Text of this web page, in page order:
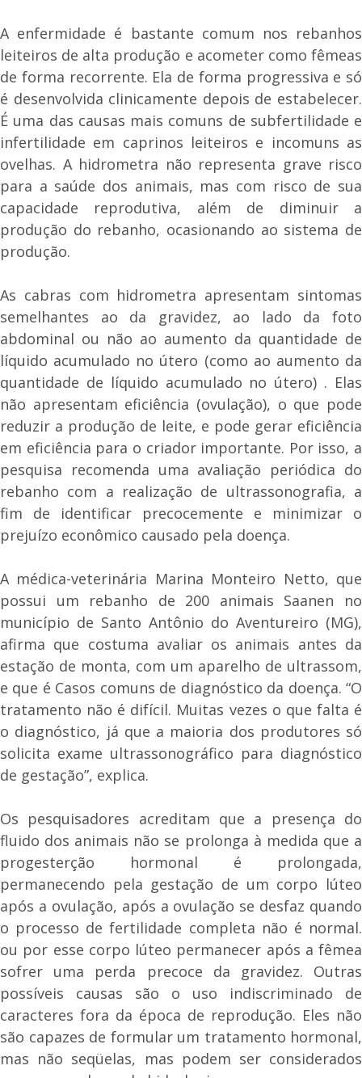
A enfermidade é bastante comum nos rebanhos
leiteiros de alta produção e acometer como fêmeas
de forma recorrente. Ela de forma progressiva e só
é desenvolvida clinicamente depois de estabelecer.
É uma das causas mais comuns de subfertilidade e
infertilidade em caprinos leiteiros e incomuns as
ovelhas. A hidrometra não representa grave risco
para a saúde dos animais, mas com risco de sua
capacidade reprodutiva, além de diminuir a
produção do rebanho, ocasionando ao sistema de
produção.
As cabras com hidrometra apresentam sintomas
semelhantes ao da gravidez, ao lado da foto
abdominal ou não ao aumento da quantidade de
líquido acumulado no útero (como ao aumento da
quantidade de líquido acumulado no útero) . Elas
não apresentam eficiência (ovulação), o que pode
reduzir a produção de leite, e pode gerar eficiência
em eficiência para o criador importante. Por isso, a
pesquisa recomenda uma avaliação periódica do
rebanho com a realização de ultrassonografia, a
fim de identificar precocemente e minimizar o
prejuízo econômico causado pela doença.
A médica-veterinária Marina Monteiro Netto, que
possui um rebanho de 200 animais Saanen no
município de Santo Antônio do Aventureiro (MG),
afirma que costuma avaliar os animais antes da
estação de monta, com um aparelho de ultrassom,
e que é Casos comuns de diagnóstico da doença. “O
tratamento não é difícil. Muitas vezes o que falta é
o diagnóstico, já que a maioria dos produtores só
solicita exame ultrassonográfico para diagnóstico
de gestação”, explica.
Os pesquisadores acreditam que a presença do
fluido dos animais não se prolonga à medida que a
progesterção hormonal é prolongada,
permanecendo pela gestação de um corpo lúteo
após a ovulação, após a ovulação se desfaz quando
o processo de fertilidade completa não é normal.
ou por esse corpo lúteo permanecer após a fêmea
sofrer uma perda precoce da gravidez. Outras
possíveis causas são o uso indiscriminado de
caracteres fora da época de reprodução. Eles não
são capazes de formular um tratamento hormonal,
mas não seqüelas, mas podem ser considerados